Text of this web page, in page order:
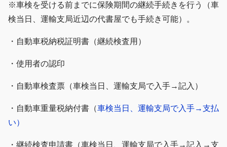
※車検を受ける前までに保険期間の継続手続きを行う（車
検当日、運輸支局近辺の代書屋でも手続き可能）。
・自動車税納税証明書（継続検査用）
・使用者の認印
・自動車検査票（車検当日、運輸支局で入手→記入）
・自動車重量税納付書（車検当日、運輸支局で入手→支払
い）
・継続検査申請書（車検当日、運輸支局で入手→記入→支